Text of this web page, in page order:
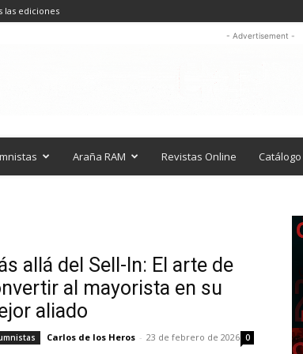
las ediciones
- Advertisement -
Araña RAM Revistas Online Catálogo
allá del Sell-In: El arte de
al mayorista en su
aliado
Carlos de los Heros - 23 de febrero de 2026 0